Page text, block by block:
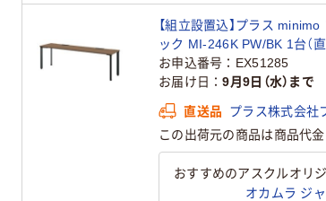
【組立設置込】プラス
ック MI-246K PW/BK 1台（直
お申込番号
EX51285
お届け日
9月9日（水）まで
直送品
プラス株式会社
この出荷元の商品は商品代
おすすめのアスクルオリ
オカムラ ジ